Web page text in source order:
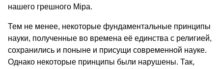
нашего грешного Мiра.
Тем не менее, некоторые фундаментальные принципы
науки, полученные во времена её единства с религией,
сохранились и поныне и присущи современной науке.
Однако некоторые принципы были нарушены. Так,